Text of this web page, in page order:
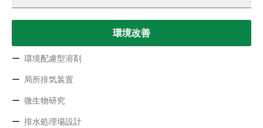
環境改善
環境配慮型溶剤
局所排気装置
微生物研究
排水処理場設計